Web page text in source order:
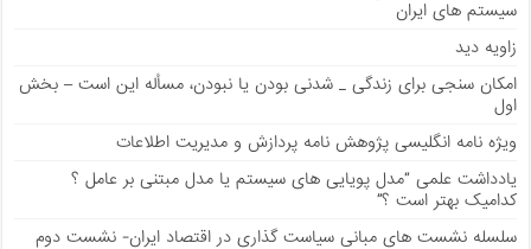
سیستم های ایران
زاویه دید
امکان سنجی برای زندگی _ شدنی بودن یا نبودن، مسأله این است – بخش
اول
ویژه نامه انگلیسی پژوهش نامه پردازش و مدیریت اطلاعات
يادداشت علمی “مدل پویایی های سیستم یا مدل مبتنی بر عامل ؟
کدامیک بهتر است ؟”
سلسله نشست های مبانی سیاست گذاری در اقتصاد ایران- نشست دوم